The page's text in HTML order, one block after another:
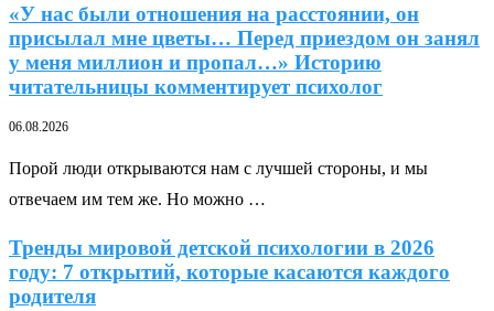
«У нас были отношения на расстоянии, он
присылал мне цветы… Перед приездом он занял
у меня миллион и пропал…» Историю
читательницы комментирует психолог
06.08.2026
Порой люди открываются нам с лучшей стороны, и мы
отвечаем им тем же. Но можно …
Тренды мировой детской психологии в 2026
году: 7 открытий, которые касаются каждого
родителя